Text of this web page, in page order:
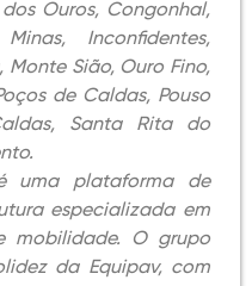
Ouros, Congonhal,
Inconfidentes,
Sião, Ouro Fino,
de Caldas, Pouso
Santa Rita do
plataforma de
especializada em
mobilidade. O grupo
da Equipav, com